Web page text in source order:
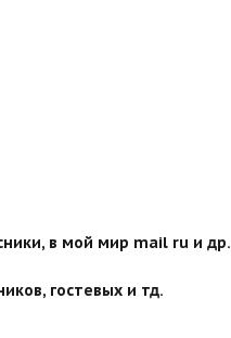
в мой мир mail ru и др.
гостевых и тд.